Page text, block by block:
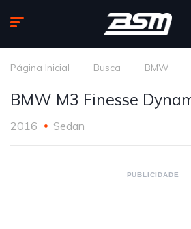
Página Inicial Busca BMW
BMW M3 Finesse
2016 Sedan
PUBLICIDADE